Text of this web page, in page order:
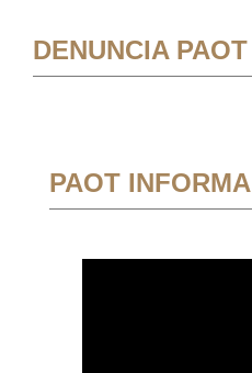
DENUNCIA PAOT
PAOT INFORMA